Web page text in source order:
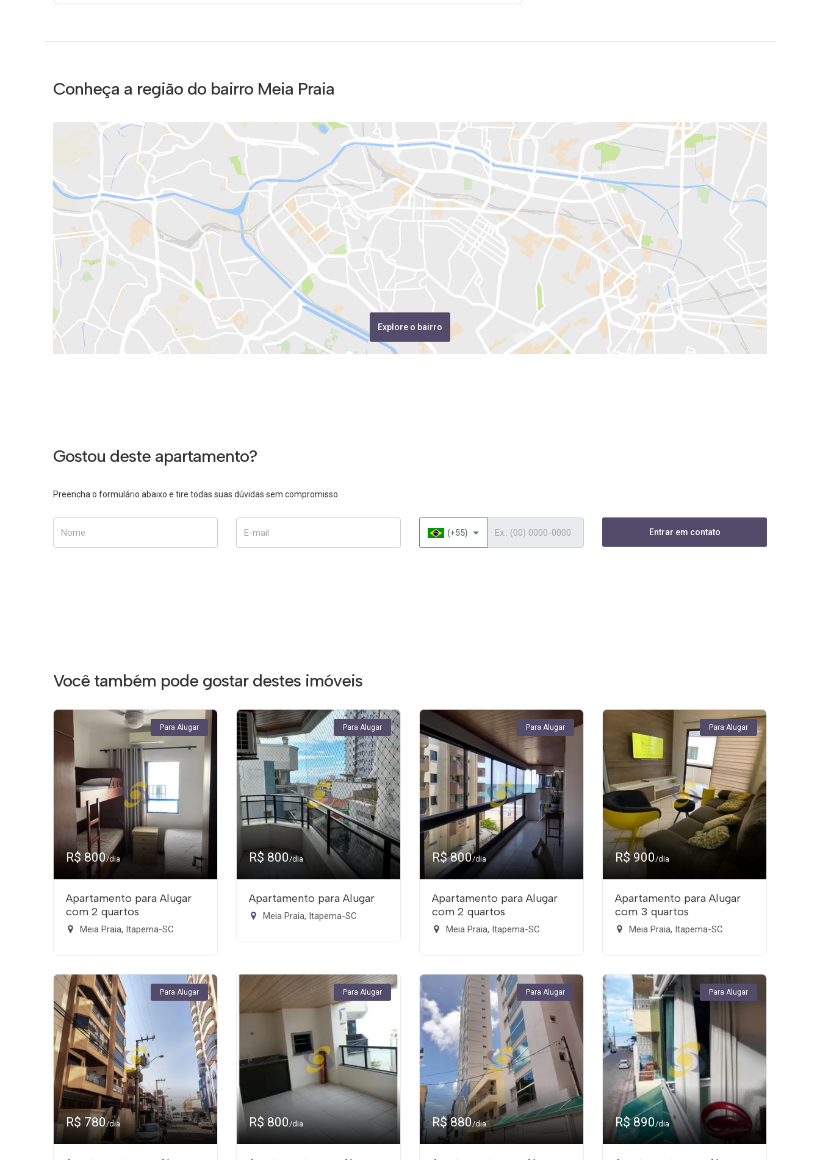
Conheça a região do bairro Meia Praia
Explore o bairro
Gostou deste apartamento?
Preencha o formulário abaixo e tire todas suas dúvidas sem compromisso.
(+55) Entrar em contato
Você também pode gostar destes imóveis
Para Alugar
R$ 800/dia
Apartamento para Alugar
com 2 quartos
Meia Praia, Itapema-SC
Para Alugar
R$ 800/dia
Apartamento para Alugar
Meia Praia, Itapema-SC
Para Alugar
R$ 800/dia
Apartamento para Alugar
com 2 quartos
Meia Praia, Itapema-SC
Para Alugar
R$ 900/dia
Apartamento para Alugar
com 3 quartos
Meia Praia, Itapema-SC
Para Alugar
R$ 780/dia
Para Alugar
R$ 800/dia
Para Alugar
R$ 880/dia
Para Alugar
R$ 890/dia